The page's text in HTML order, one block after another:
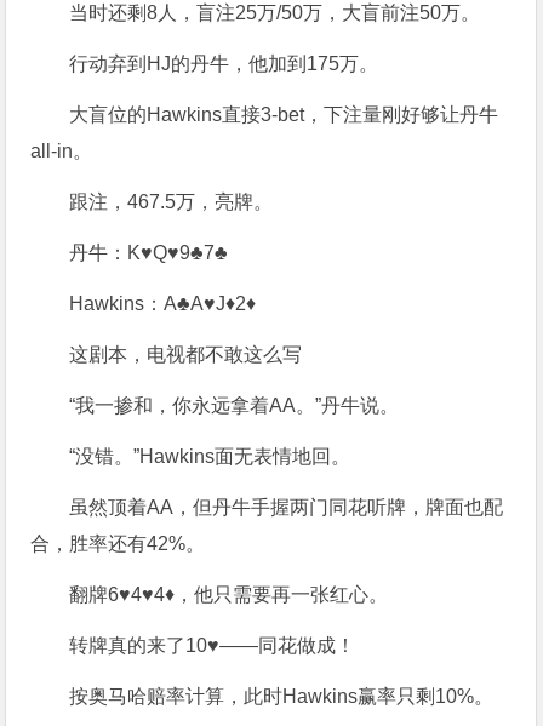
当时还剩8人，盲注25万/50万，大盲前注50万。
行动弃到HJ的丹牛，他加到175万。
大盲位的Hawkins直接3-bet，下注量刚好够让丹牛
all-in。
跟注，467.5万，亮牌。
丹牛：K♥Q♥9♣7♣
Hawkins：A♣A♥J♦2♦
这剧本，电视都不敢这么写
“我一掺和，你永远拿着AA。”丹牛说。
“没错。”Hawkins面无表情地回。
虽然顶着AA，但丹牛手握两门同花听牌，牌面也配
合，胜率还有42%。
翻牌6♥4♥4♦，他只需要再一张红心。
转牌真的来了10♥——同花做成！
按奥马哈赔率计算，此时Hawkins赢率只剩10%。